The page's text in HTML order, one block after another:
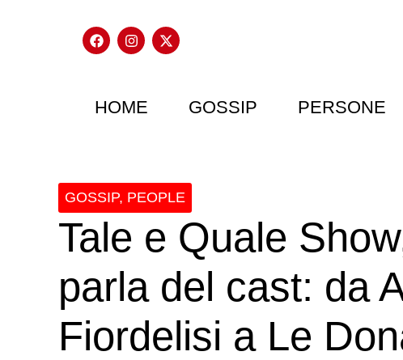
HOME GOSSIP PERSONE
GOSSIP, PEOPLE
Tale e Quale
parla del cast: da
Fiordelisi a Le